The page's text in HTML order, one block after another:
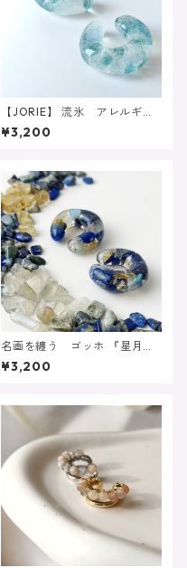
【JORIE】 流氷 アレルギー
対応 大人のブルー 天然石
イヤーカフ アクアマリン
¥3,200
名画を纏う ゴッホ 『星月
夜』イヤーカフ ラピスラズ
リ ルチルクォーツ ラブラ
¥3,200